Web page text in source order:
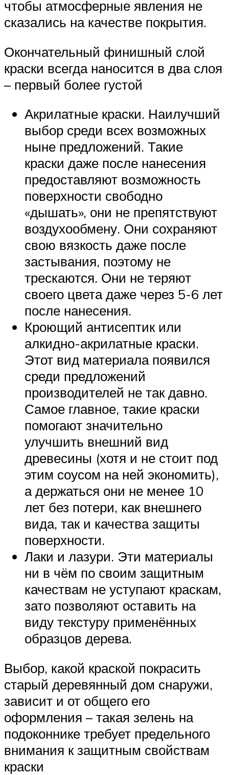
чтобы атмосферные явления не
сказались на качестве покрытия.
Окончательный финишный слой
краски всегда наносится в два слоя
– первый более густой
Акрилатные краски. Наилучший
выбор среди всех возможных
ныне предложений. Такие
краски даже после нанесения
предоставляют возможность
поверхности свободно
«дышать», они не препятствуют
воздухообмену. Они сохраняют
свою вязкость даже после
застывания, поэтому не
трескаются. Они не теряют
своего цвета даже через 5-6 лет
после нанесения.
Кроющий антисептик или
алкидно-акрилатные краски.
Этот вид материала появился
среди предложений
производителей не так давно.
Самое главное, такие краски
помогают значительно
улучшить внешний вид
древесины (хотя и не стоит под
этим соусом на ней экономить),
а держаться они не менее 10
лет без потери, как внешнего
вида, так и качества защиты
поверхности.
Лаки и лазури. Эти материалы
ни в чём по своим защитным
качествам не уступают краскам,
зато позволяют оставить на
виду текстуру применённых
образцов дерева.
Выбор, какой краской покрасить
старый деревянный дом снаружи,
зависит и от общего его
оформления – такая зелень на
подоконнике требует предельного
внимания к защитным свойствам
краски